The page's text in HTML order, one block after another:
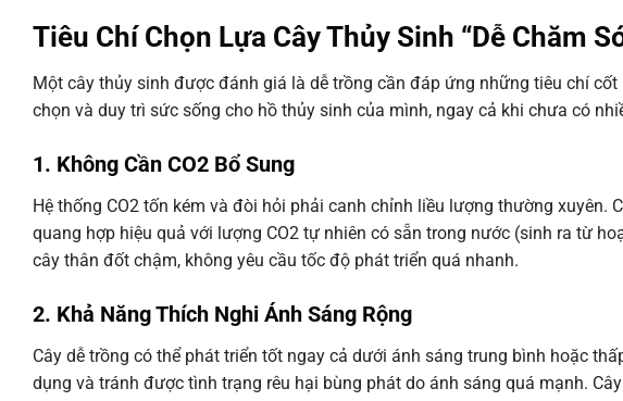
Tiêu Chí Chọn Lựa Cây Thủy Sinh “Dễ Chăm
Một cây thủy sinh được đánh giá là dễ trồng cần đáp ứng những tiêu chí
chọn và duy trì sức sống cho hồ thủy sinh của mình, ngay cả khi chưa có
1. Không Cần CO2 Bổ Sung
Hệ thống CO2 tốn kém và đòi hỏi phải canh chỉnh liều lượng thường xuyên.
quang hợp hiệu quả với lượng CO2 tự nhiên có sẵn trong nước (sinh ra từ
cây thân đốt chậm, không yêu cầu tốc độ phát triển quá nhanh.
2. Khả Năng Thích Nghi Ánh Sáng Rộng
Cây dễ trồng có thể phát triển tốt ngay cả dưới ánh sáng trung bình hoặc
dụng và tránh được tình trạng rêu hại bùng phát do ánh sáng quá mạnh.